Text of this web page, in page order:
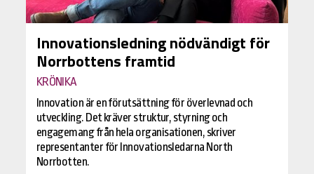
Innovationsledning nödvändigt för
Norrbottens framtid
KRÖNIKA
Innovation är en förutsättning för överlevnad och
utveckling. Det kräver struktur, styrning och
engagemang från hela organisationen, skriver
representanter för Innovationsledarna North
Norrbotten.